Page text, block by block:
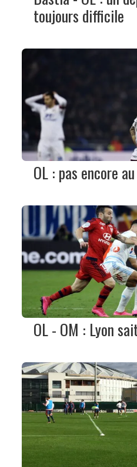
toujours difficile
OL : pas encore
OL - OM : Lyon